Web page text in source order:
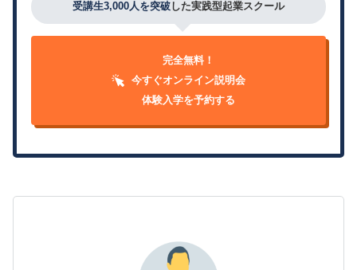
受講生3,000人を突破 した実践型起業スクール
完全無料！
今すぐオンライン説明会
体験入学を予約する